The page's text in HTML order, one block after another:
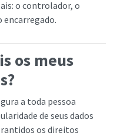
o controlador, o
encarregado.
os meus
a toda pessoa
de seus dados
os direitos